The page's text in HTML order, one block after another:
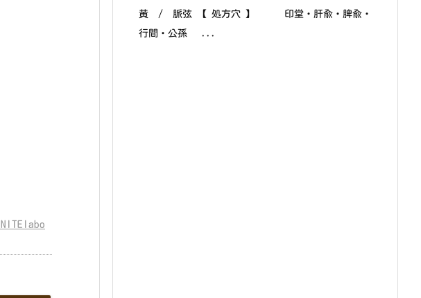
黄 / 脈弦 【 処方穴 】 印堂・肝兪・脾兪・
行間・公孫 ...